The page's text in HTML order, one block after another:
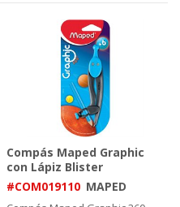
Compás Maped Graphic
con Lápiz Blister
#COM019110 MAPED